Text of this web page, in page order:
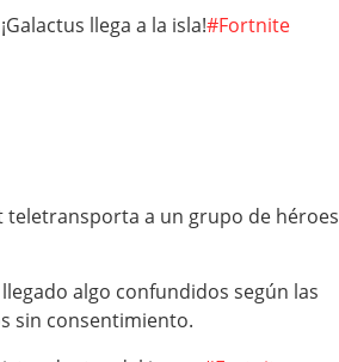
llega a la isla!#Fortnite
teletransporta a un grupo de héroes
algo confundidos según las
sin consentimiento.